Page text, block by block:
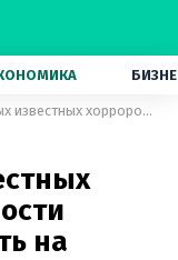
В один из самых известных хорроров современности теперь можно сыграть на YouTube
на